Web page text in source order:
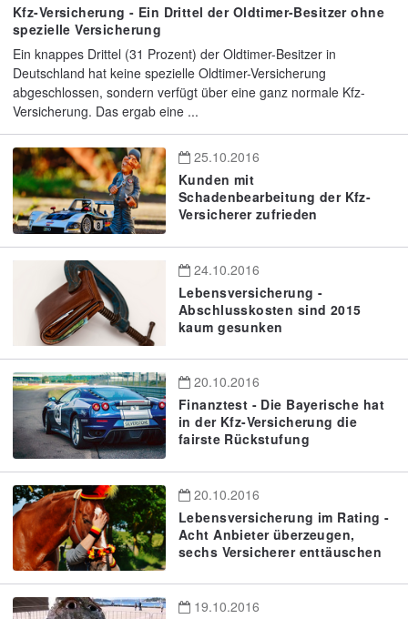
Kfz-Versicherung - Ein Drittel der Oldtimer-Besitzer ohne
spezielle Versicherung
Ein knappes Drittel (31 Prozent) der Oldtimer-Besitzer in
Deutschland hat keine spezielle Oldtimer-Versicherung
abgeschlossen, sondern verfügt über eine ganz normale Kfz-
Versicherung. Das ergab eine ...
25.10.2016
Kunden mit
Schadenbearbeitung der Kfz-
Versicherer zufrieden
24.10.2016
Lebensversicherung -
Abschlusskosten sind 2015
kaum gesunken
20.10.2016
Finanztest - Die Bayerische hat
in der Kfz-Versicherung die
fairste Rückstufung
20.10.2016
Lebensversicherung im Rating -
Acht Anbieter überzeugen,
sechs Versicherer enttäuschen
19.10.2016